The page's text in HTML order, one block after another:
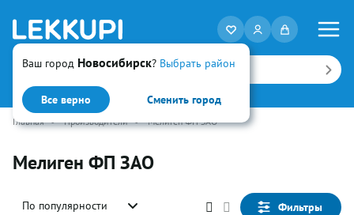
Ваш город Новосибирск? Выбрать район
Все верно Сменить город
Искать
Главная • Производители • Мелиген ФП ЗАО
Мелиген ФП ЗАО
По популярности Фильтры